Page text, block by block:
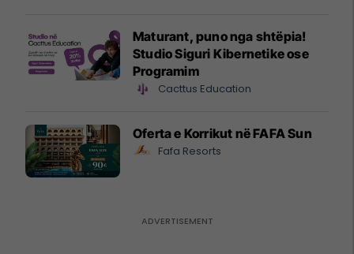
Maturant, puno nga shtëpia!
Studio Siguri Kibernetike ose
Programim
Cacttus Education
Oferta e Korrikut në FAFA Sun
Fafa Resorts